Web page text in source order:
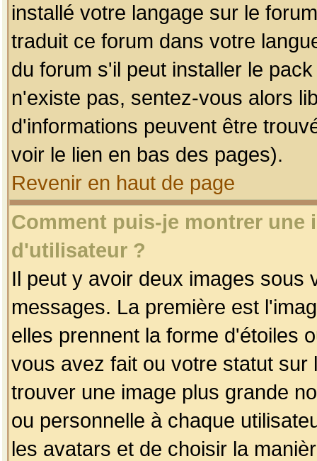
installé votre langage sur le
traduit ce forum dans votre
du forum s'il peut installer le
n'existe pas, sentez-vous alors
d'informations peuvent être
voir le lien en bas des pages).
Revenir en haut de page
Comment puis-je montrer une
d'utilisateur ?
Il peut y avoir deux images sous
messages. La première est
elles prennent la forme d'étoiles
vous avez fait ou votre statut
trouver une image plus grande
ou personnelle à chaque
les avatars et de choisir la